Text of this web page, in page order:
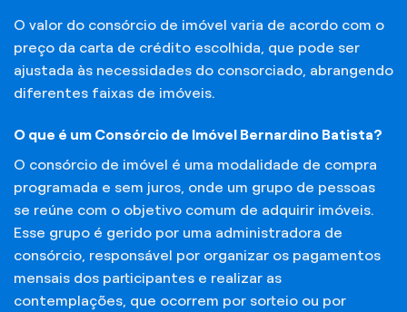
O valor do consórcio de imóvel varia de acordo com o
preço da carta de crédito escolhida, que pode ser
ajustada às necessidades do consorciado, abrangendo
diferentes faixas de imóveis.
O que é um Consórcio de Imóvel Bernardino Batista?
O consórcio de imóvel é uma modalidade de compra
programada e sem juros, onde um grupo de pessoas
se reúne com o objetivo comum de adquirir imóveis.
Esse grupo é gerido por uma administradora de
consórcio, responsável por organizar os pagamentos
mensais dos participantes e realizar as
contemplações, que ocorrem por sorteio ou por